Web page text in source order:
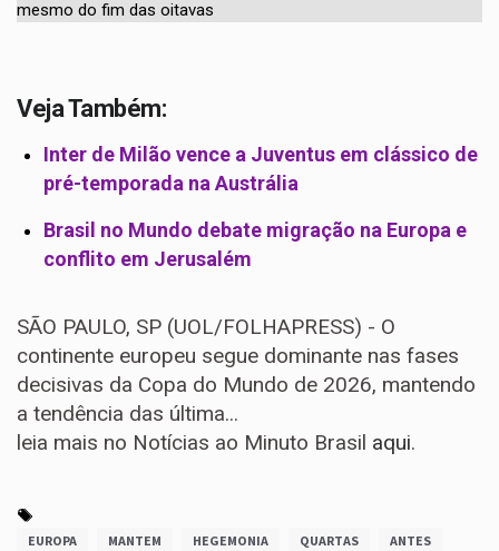
Veja Também:
Inter de Milão vence a Juventus em clássico de
pré-temporada na Austrália
Brasil no Mundo debate migração na Europa e
conflito em Jerusalém
SÃO PAULO, SP (UOL/FOLHAPRESS) - O
continente europeu segue dominante nas fases
decisivas da Copa do Mundo de 2026, mantendo
a tendência das última...
leia mais no Notícias ao Minuto Brasil aqui.
EUROPA MANTEM HEGEMONIA QUARTAS ANTES